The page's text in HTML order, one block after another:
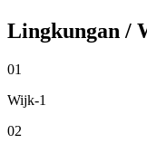
Lingkungan /
01
Wijk-1
02